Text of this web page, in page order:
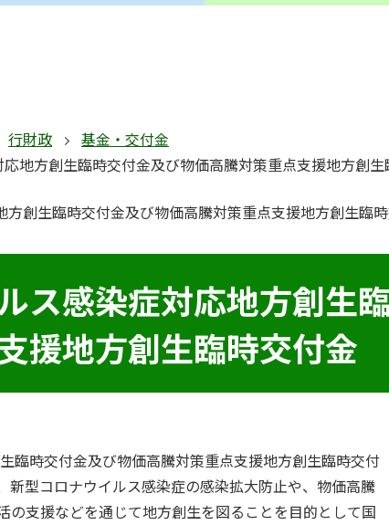
行財政
基金・交付金
地方創生臨時交付金及び物価高騰対策重点支援地方創生
創生臨時交付金及び物価高騰対策重点支援地方創生臨
ス感染症対応地方創生
援地方創生臨時交付金
臨時交付金及び物価高騰対策重点支援地方創生臨時交付
新型コロナウイルス感染症の感染拡大防止や、物価高騰
の支援などを通じて地方創生を図ることを目的として国